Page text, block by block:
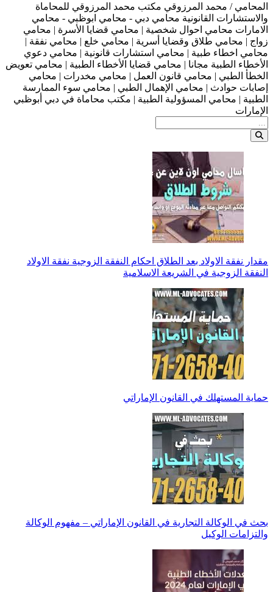
المحامي / محمد المرزوقي مكتب محمد المرزوقي للمحاماة
والاستشارات القانونية محامي دبي - محامي ابوظبي - محامي
الامارات محامي احوال شخصية | محامي قضايا الأسرة | محامي
زواج | محامي طلاق وقضايا أسرية | محامي خلع | محامي نفقة |
محامي اخطاء طبية | محامي استشارات قانونية | محامي دعوي
الأخطاء الطبية مجانا | محامي قضايا الأخطاء الطبية | محامي تعويض
الخطأ الطبي | محامي قانون العمل | محامي مخدرات | محامي
إصابات حوادث | محامي الإهمال الطبي | محامي سوء الممارسة
الطبية | محامي المسؤولية الطبية | مكتب محاماة في دبي أبوظبي
الإمارات
مقدار نفقة الاولاد بعد الطلاق احكام النفقة الزوجية نفقة الاولاد
النفقة الزوجية في الشريعة الاسلامية
حماية المستهلك في القانون الإماراتي
بحث في الوكالة التجارية في القانون الإماراتي – مفهوم الوكالة
والتزامات الوكيل